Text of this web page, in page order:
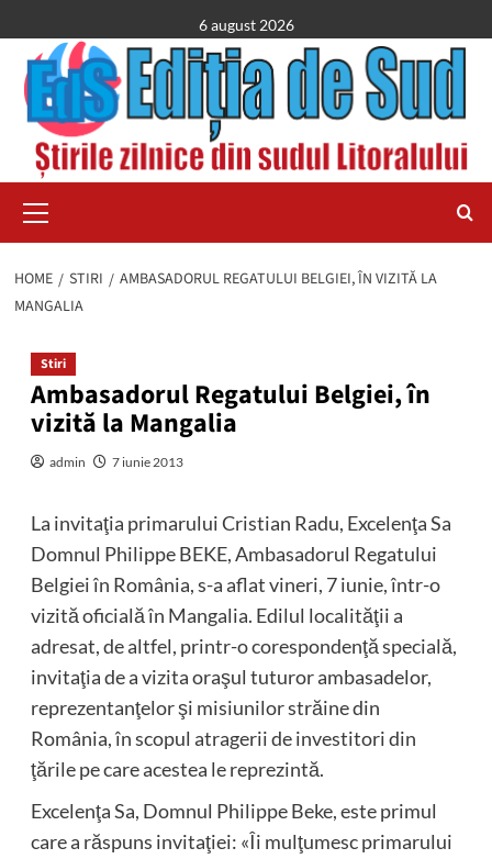
to
content
6 august 2026
Menu
HOME STIRI
AMBASADORUL REGATULUI BELGIEI, ÎN VIZITĂ LA
MANGALIA
Stiri
Ambasadorul Regatului Belgiei, în
vizită la Mangalia
admin 7 iunie 2013
La invitaţia primarului Cristian Radu, Excelenţa Sa
Domnul Philippe BEKE, Ambasadorul Regatului
Belgiei în România, s-a aflat vineri, 7 iunie, într-o
vizită oficială în Mangalia. Edilul localităţii a
adresat, de altfel, printr-o corespondenţă specială,
invitaţia de a vizita oraşul tuturor ambasadelor,
reprezentanţelor şi misiunilor străine din
România, în scopul atragerii de investitori din
ţările pe care acestea le reprezintă.
Excelenţa Sa, Domnul Philippe Beke, este primul
care a răspuns invitaţiei: «Îi mulţumesc primarului